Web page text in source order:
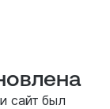
сайт был